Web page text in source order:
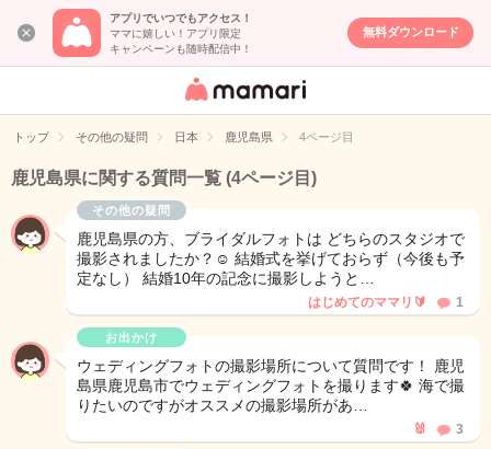
アプリでいつでもアクセス！
ママに嬉しい！アプリ限定
キャンペーンも随時配信中！
無料ダウンロード
女性専用匿名QA
イト
トップ その他の疑問 日本 鹿児島県 4ページ目
鹿児島県に関する質問一覧 (4ページ目)
その他の疑問
鹿児島県の方、ブライダルフォトは どちらのスタジオで
撮影されましたか？☺️ 結婚式を挙げておらず（今後も予
定なし） 結婚10年の記念に撮影しようと…
はじめてのママリ🔰 1
お出かけ
ウェディングフォトの撮影場所について質問です！ 鹿児
島県鹿児島市でウェディングフォトを撮ります🍀 海で撮
りたいのですがオススメの撮影場所があ…
🐰 3